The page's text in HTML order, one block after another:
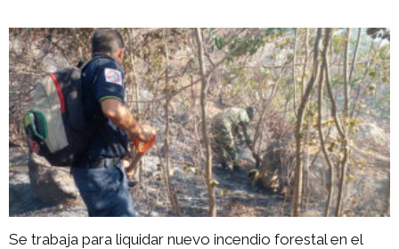
Se trabaja para liquidar nuevo incendio forestal en el